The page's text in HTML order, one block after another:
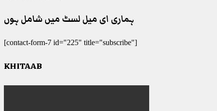
ہماری ای میل لسٹ میں شامل ہوں
[contact-form-7 id="225" title="subscribe"]
KHITAAB